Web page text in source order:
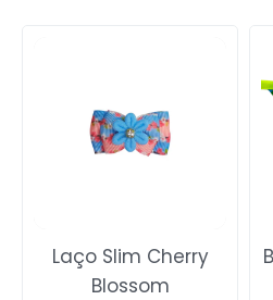
Laço Slim Cherry
Blossom